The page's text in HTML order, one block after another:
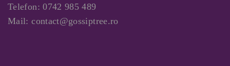
Telefon:0742 985 489
Mail:contact@gossiptree.ro